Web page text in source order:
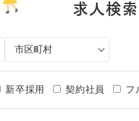
求人検索
新卒採用 契約社員 フ